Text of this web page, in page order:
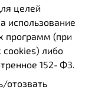
целей
использование
программ (при
cookies) либо
152‑ФЗ.
отозвать